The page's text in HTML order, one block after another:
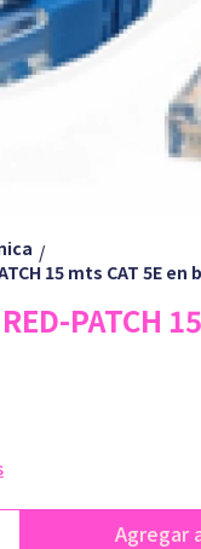
/
15 mts CAT 5E en
PATCH
Agregar